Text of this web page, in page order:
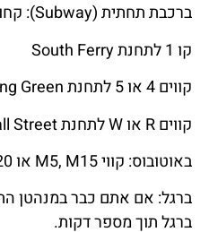
ברכבת תחתית (Subway): קחו את אחד הקווים הבאים:
קו 1 לתחנת South Ferry
קווים 4 או 5 לתחנת Bowling Green
קווים R או W לתחנת Whitehall Street
באוטובוס: קווי M5, M15 או M20 יביאו אתכם לאזור.
ברגל: אם אתם כבר במנהטן
ברגל תוך מספר דקות.